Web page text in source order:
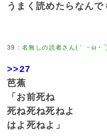
うまく読めたらなんで
39 ：名無しの読者さん(｀・ω・
>>27
芭蕉
「お前死ね
死ね死ね死ねよ
はよ死ねよ」